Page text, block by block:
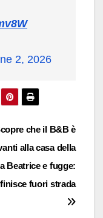
2, 2026
che il B&B è
alla casa della
Beatrice e fugge:
fuori strada